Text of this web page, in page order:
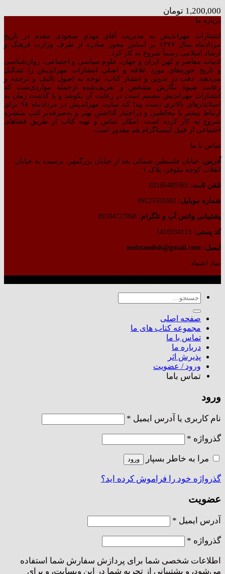
1,200,000 تومان
درباره ما
انتشارات مهراندیش به مدیریت آقای مهدی سجودی مقدم در تاریخ
مردادماه سال ۱۳۷۷ بر اساس مجوز صادره از طرف وزارت فرهنگ و
ارشاد اسلامی رسماً شروع به کار کرد.
ادبیات معاصر و کهن ایران و جهان، علوم سیاسی و اجتماعی، روان‌شناسی
و تاریخ حوزه‌های مورد علاقه و اصلیِ انتشارات مهراندیش را تشکیل
می‌دهند. دقت در تدوین و انتشار کتاب،‌ توجه به اصول تألیف و ترجمه و
رعایت شیوهٔ نگارش مشخص و تعریف‌شده ازجمله مواردی‌ست که
انتشارات مهراندیش مصمم است در رعایت آن بکوشد و با گذشت زمان به
استاندارهای بالاتری دست پیدا کند.سایت مهراندیش در مردادماه ۹۸ برای
ارتباط بیشتر با مخاطبین و دراختیار گذاشتنِ بهتر و به‌صرفه‌تر کتبِ منتشره
شروع به کار کرده است. امکان تماس و تهیه کتاب از طریق فضاهای
اجتماعی از قبیل اینستاگرام هم مقدور است.
تماس با ما
آدرس: خیابان فلسطین شمالی بعد از خیابان بزرگمهر، نرسیده به خیابان
انقلاب کوچه نیلوفر، پلاک ۱
تلفن ثابت:
شماره موبایل:
پشتیبانی واتس آپ و تلگرام:
کد پستی:
ایمیل: mehrandish@gmail.com
نماد اعتماد
جستجو
برای:
صفحه اصلی
مجموعه کتاب های ما
تماس با ما
درباره ما
پذیرش اثر
ورود / عضویت
تماس باما
ورود
نام کاربری یا آدرس ایمیل *
گذرواژه *
مرا به خاطر بسپار ورود
گذرواژه خود را فراموش کرده اید؟
عضویت
آدرس ایمیل *
گذرواژه *
اطلاعات شخصی شما برای پردازش سفارش شما استفاده
می‌شود، و پشتیبانی از تجربه شما در این وبسایت، و برای